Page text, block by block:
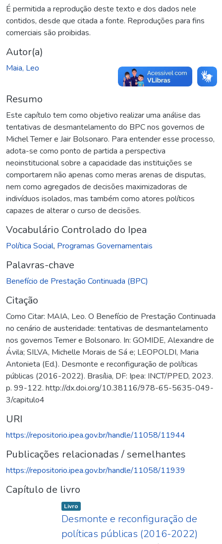
É permitida a reprodução deste texto e dos dados nele
contidos, desde que citada a fonte. Reproduções para fins
comerciais são proibidas.
Autor(a)
Maia, Leo
Resumo
Este capítulo tem como objetivo realizar uma análise das
tentativas de desmantelamento do BPC nos governos de
Michel Temer e Jair Bolsonaro. Para entender esse processo,
adota-se como ponto de partida a perspectiva
neoinstitucional sobre a capacidade das instituições se
comportarem não apenas como meras arenas de disputas,
nem como agregados de decisões maximizadoras de
indivíduos isolados, mas também como atores políticos
capazes de alterar o curso de decisões.
Vocabulário Controlado do Ipea
Política Social, Programas Governamentais
Palavras-chave
Benefício de Prestação Continuada (BPC)
Citação
Como Citar: MAIA, Leo. O Benefício de Prestação Continuada
no cenário de austeridade: tentativas de desmantelamento
nos governos Temer e Bolsonaro. In: GOMIDE, Alexandre de
Ávila; SILVA, Michelle Morais de Sá e; LEOPOLDI, Maria
Antonieta (Ed.). Desmonte e reconfiguração de políticas
públicas (2016-2022). Brasília, DF: Ipea: INCT/PPED, 2023.
p. 99-122. http://dx.doi.org/10.38116/978-65-5635-049-
3/capitulo4
URI
https://repositorio.ipea.gov.br/handle/11058/11944
Publicações relacionadas / semelhantes
https://repositorio.ipea.gov.br/handle/11058/11939
Capítulo de livro
Item type:
Livro ,
Desmonte e reconfiguração de
políticas públicas (2016-2022)